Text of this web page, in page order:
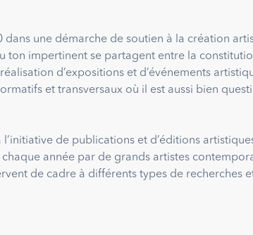
dans une démarche de soutien à la création
ton impertinent se partagent entre la
d’expositions et d’événements
et transversaux où il est aussi bien
l’initiative de publications et d’éditions
chaque année par de grands artistes
de cadre à différents types de recherches